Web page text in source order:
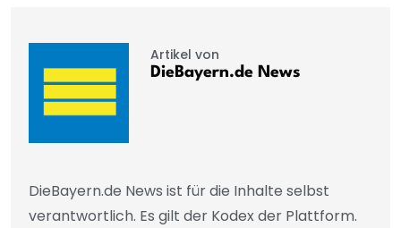
Artikel von
DieBayern.de News
DieBayern.de News ist für die Inhalte selbst
verantwortlich. Es gilt der Kodex der Plattform.